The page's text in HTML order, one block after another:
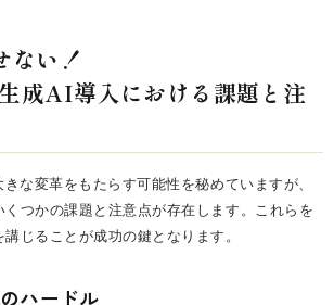
ない！
成AI導入における課題と注
な変革をもたらす可能性を秘めていますが、
つかの課題と注意点が存在します。これらを
じることが成功の鍵となります。
ハードル